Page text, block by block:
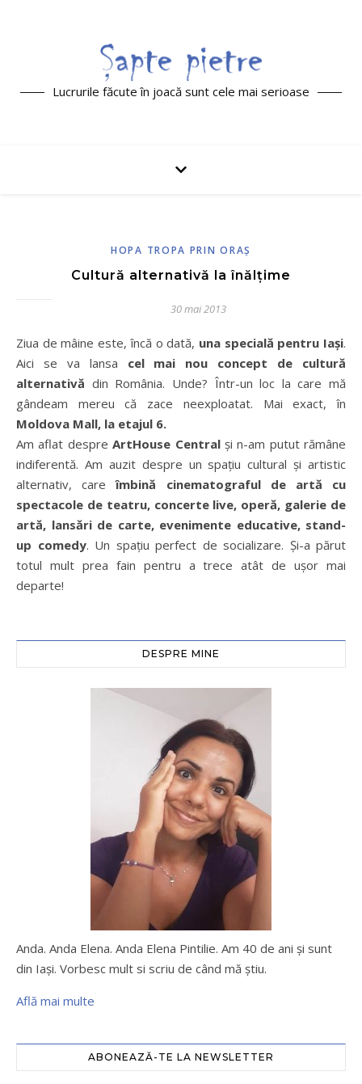
Lucrurile făcute în joacă sunt cele mai serioase
HOPA TROPA PRIN ORAŞ
Cultură alternativă la înălțime
30 mai 2013
Ziua de mâine este, încă o dată, una specială pentru Iași.
Aici se va lansa cel mai nou concept de cultură
alternativă din România. Unde? Într-un loc la care mă
gândeam mereu că zace neexploatat. Mai exact, în
Moldova Mall, la etajul 6.
Am aflat despreArtHouse Centralși n-am putut rămâne
indiferentă. Am auzit despre un spațiu cultural și artistic
alternativ, care îmbină cinematograful de artă cu
spectacole de teatru, concerte live, operă, galerie de
artă, lansări de carte, evenimente educative, stand-
up comedy. Un spațiu perfect de socializare. Și-a părut
totul mult prea fain pentru a trece atât de ușor mai
departe!
DESPRE MINE
Anda. Anda Elena. Anda Elena Pintilie. Am 40 de ani şi sunt
din Iaşi. Vorbesc mult si scriu de când mă ştiu.
Află mai multe
ABONEAZĂ-TE LA NEWSLETTER